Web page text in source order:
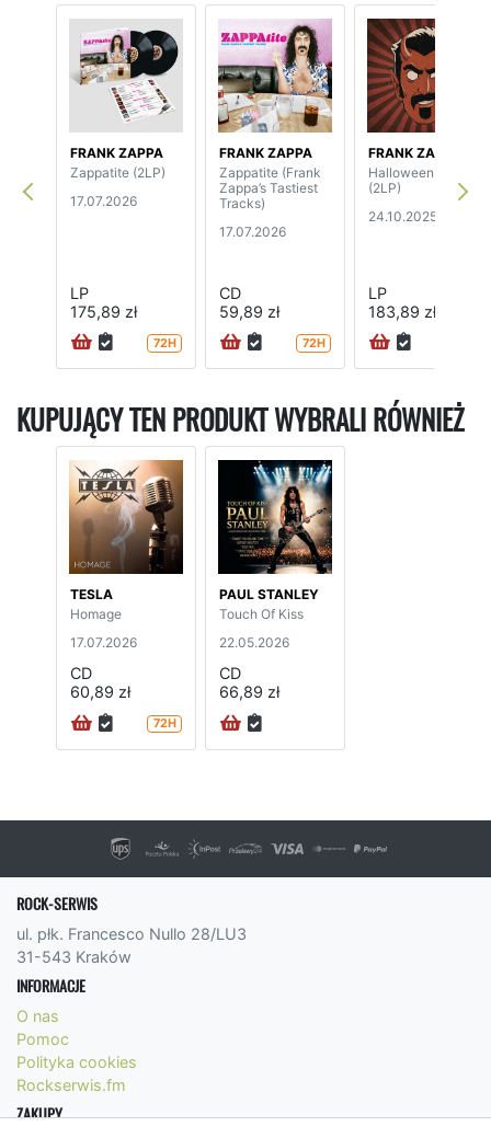
FRANK ZAPPA
Zappatite (2LP)
17.07.2026
LP
175,89 zł
72H
FRANK ZAPPA
Zappatite (Frank
Zappa’s Tastiest
Tracks)
17.07.2026
CD
59,89 zł
72H
FRANK ZAPPA
Halloween 1978
(2LP)
24.10.2025
LP
183,89 zł
KUPUJĄCY TEN PRODUKT WYBRALI RÓWNIEŻ
TESLA
Homage
17.07.2026
CD
60,89 zł
72H
PAUL STANLEY
Touch Of Kiss
22.05.2026
CD
66,89 zł
ROCK-SERWIS
ul. płk. Francesco Nullo 28/LU3
31-543 Kraków
INFORMACJE
O nas
Pomoc
Polityka cookies
Rockserwis.fm
ZAKUPY